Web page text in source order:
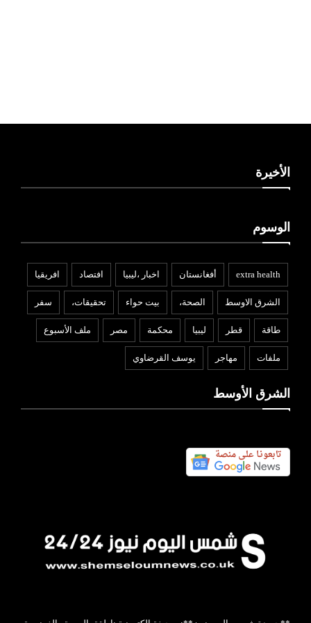
الأخيرة
الوسوم
extra health أفغانستان اخبار ،ليبيا افتصاد افريقيا
الشرق الاوسط الصحة، بيت حواء تحقيقات، سفر
طاقة قطر ليبيا محكمة مصر ملف الأسبوع
ملفات مهاجر يوسف القرضاوي
الشرق الأوسط